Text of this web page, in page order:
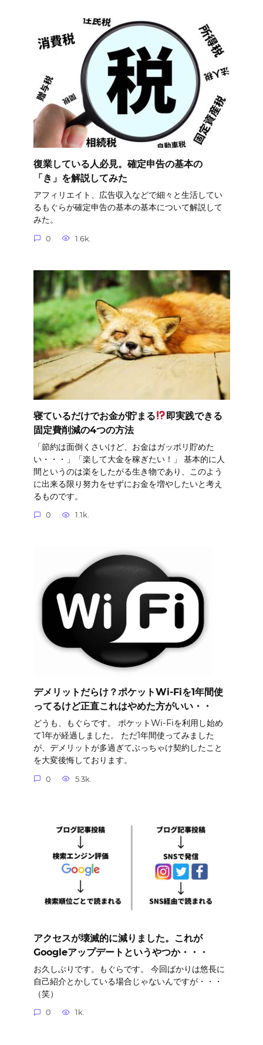
復業している人必見。確定申告の基本の
「き」を解説してみた
アフィリエイト、広告収入などで細々と生活してい
るもぐらが確定申告の基本の基本について解説して
みた。
0 1.6k.
寝ているだけでお金が貯まる
即実践できる
固定費削減の4つの方法
「節約は面倒くさいけど、お金はガッポリ貯めた
い・・・」「楽して大金を稼ぎたい！」 基本的に人
間というのは楽をしたがる生き物であり、このよう
に出来る限り努力をせずにお金を増やしたいと考え
るものです。
0 1.1k.
デメリットだらけ？ポケットWi-Fiを1年間使
ってるけど正直これはやめた方がいい・・
どうも、もぐらです。 ポケットWi-Fiを利用し始め
て1年が経過しました。 ただ1年間使ってみました
が、デメリットが多過ぎてぶっちゃけ契約したこと
を大変後悔しております。
0 5.3k.
アクセスが壊滅的に減りました。これが
Googleアップデートというやつか・・・
お久しぶりです。もぐらです。 今回ばかりは悠長に
自己紹介とかしている場合じゃないんですが・・・
（笑）
0 1k.